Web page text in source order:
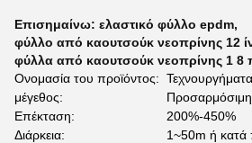
Επισημαίνω: ελαστικό φύλλο epdm,
φύλλο από καουτσούκ νεοπρίνης 12
φύλλα από καουτσούκ νεοπρίνης 1 8
Ονομασία του προϊόντος:
μέγεθος:
Προσαρμόσιμη
Επέκταση:
200%-450%
Διάρκεια:
1~50m ή κατά